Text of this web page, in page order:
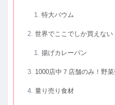
特大バウム
世界でここでしか買えない
揚げカレーパン
1000店中７店舗のみ！野
量り売り食材